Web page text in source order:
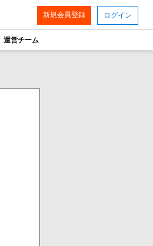
ログイン
新規会員登録
運営チーム